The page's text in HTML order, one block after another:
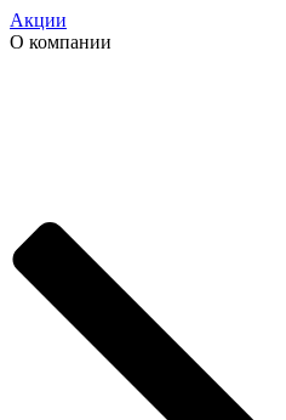
Акции
О компании